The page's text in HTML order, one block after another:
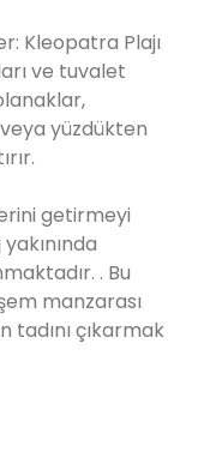
Kleopatra Plajı
ve tuvalet
yüzdükten
getirmeyi
. Bu
manzarası
çıkarmak